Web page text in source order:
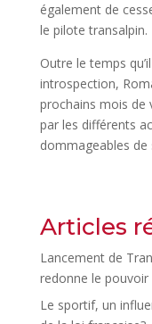
également de
le pilote transalpin.
Outre le temps
introspection,
prochains mois de
par les différents
dommageables de
Articles
Lancement de
redonne le
Le sportif, un